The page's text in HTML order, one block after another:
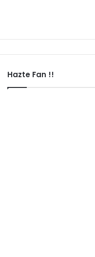
Hazte Fan !!